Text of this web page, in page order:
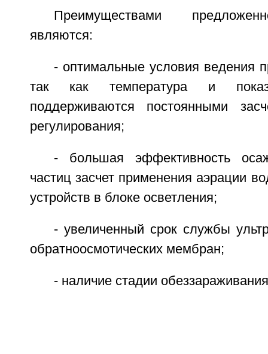
Преимуществами
являются:
- оптимальные условия ведения
так как температура и
поддерживаются постоянными
регулирования;
- большая эффективность
частиц засчет применения аэрации
устройств в блоке осветления;
- увеличенный срок службы
обратноосмотических мембран;
- наличие стадии